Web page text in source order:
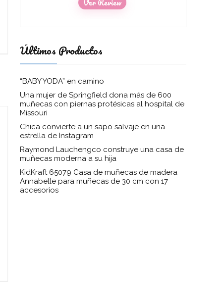
Últimos Productos
“BABY YODA” en camino
Una mujer de Springfield dona más de 600
muñecas con piernas protésicas al hospital de
Missouri
Chica convierte a un sapo salvaje en una
estrella de Instagram
Raymond Lauchengco construye una casa de
muñecas moderna a su hija
KidKraft 65079 Casa de muñecas de madera
Annabelle para muñecas de 30 cm con 17
accesorios